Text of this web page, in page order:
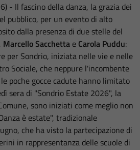
- Il fascino della danza, la grazia dei
pubblico, per un evento di alto
dalla presenza di due stelle del
Marcello Sacchetta e Carola Puddu:
per Sondrio, iniziata nelle vie e nelle
Sociale, che neppure l'incombente
poche gocce cadute hanno limitato
sera di "Sondrio Estate 2026", la
sono iniziati come meglio non
è estate", tradizionale
che ha visto la partecipazione di
in rappresentanza delle scuole di